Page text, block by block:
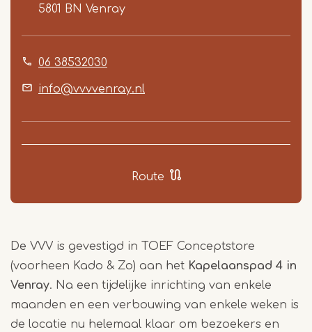
5801 BN Venray
06 38532030
info@vvvvenray.nl
Route
Item
De VVV is gevestigd in TOEF Conceptstore
(voorheen Kado & Zo) aan het Kapelaanspad 4 in
Venray. Na een tijdelijke inrichting van enkele
maanden en een verbouwing van enkele weken is
de locatie nu helemaal klaar om bezoekers en